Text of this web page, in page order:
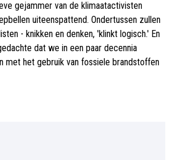
gejammer van de klimaatactivisten
uiteenspattend. Ondertussen zullen
- knikken en denken, 'klinkt logisch.' En
dat we in een paar decennia
met het gebruik van fossiele brandstoffen